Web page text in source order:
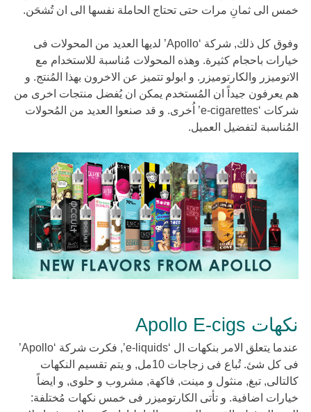
خمس الى ثمانِ مرات حتى تحتاج الحاملة نفسها الى ان تُشحَن.
وفوق كل ذلك, شركة ‘Apollo’ لديها العديد من المحولات فى
خيارات باحجام كثيرة. وهذه المحولات مُناسبة للاستخدام مع
الاتوميزر والكارتوميزر. و ابولو تتميز عن الاخرون بهذا المُنتج. و
هم يعرفون جيداً ان المُستخدم يمكن ان يُفضل منتجات اخرى من
شركات ‘e-cigarettes’ اُخرى. و قد صنعوا العديد من المُحولات
المُناسبة لتفضيل العميل.
نكهات Apollo E-cigs
عندما يتعلق الامر بنكهات ال ‘e-liquids’, فكرت شركة ‘Apollo’
فى كل شئ. تُباع فى زجاجات 10مل, و يتم تقسيم النكهات
كالتالى, تبغ, منثول و مينت, فاكهة, مشروب و حلوى, و ايضاً
خيارات اضافية. و تأتى الكارتوميزر فى خمس نكهات مُختلفة: